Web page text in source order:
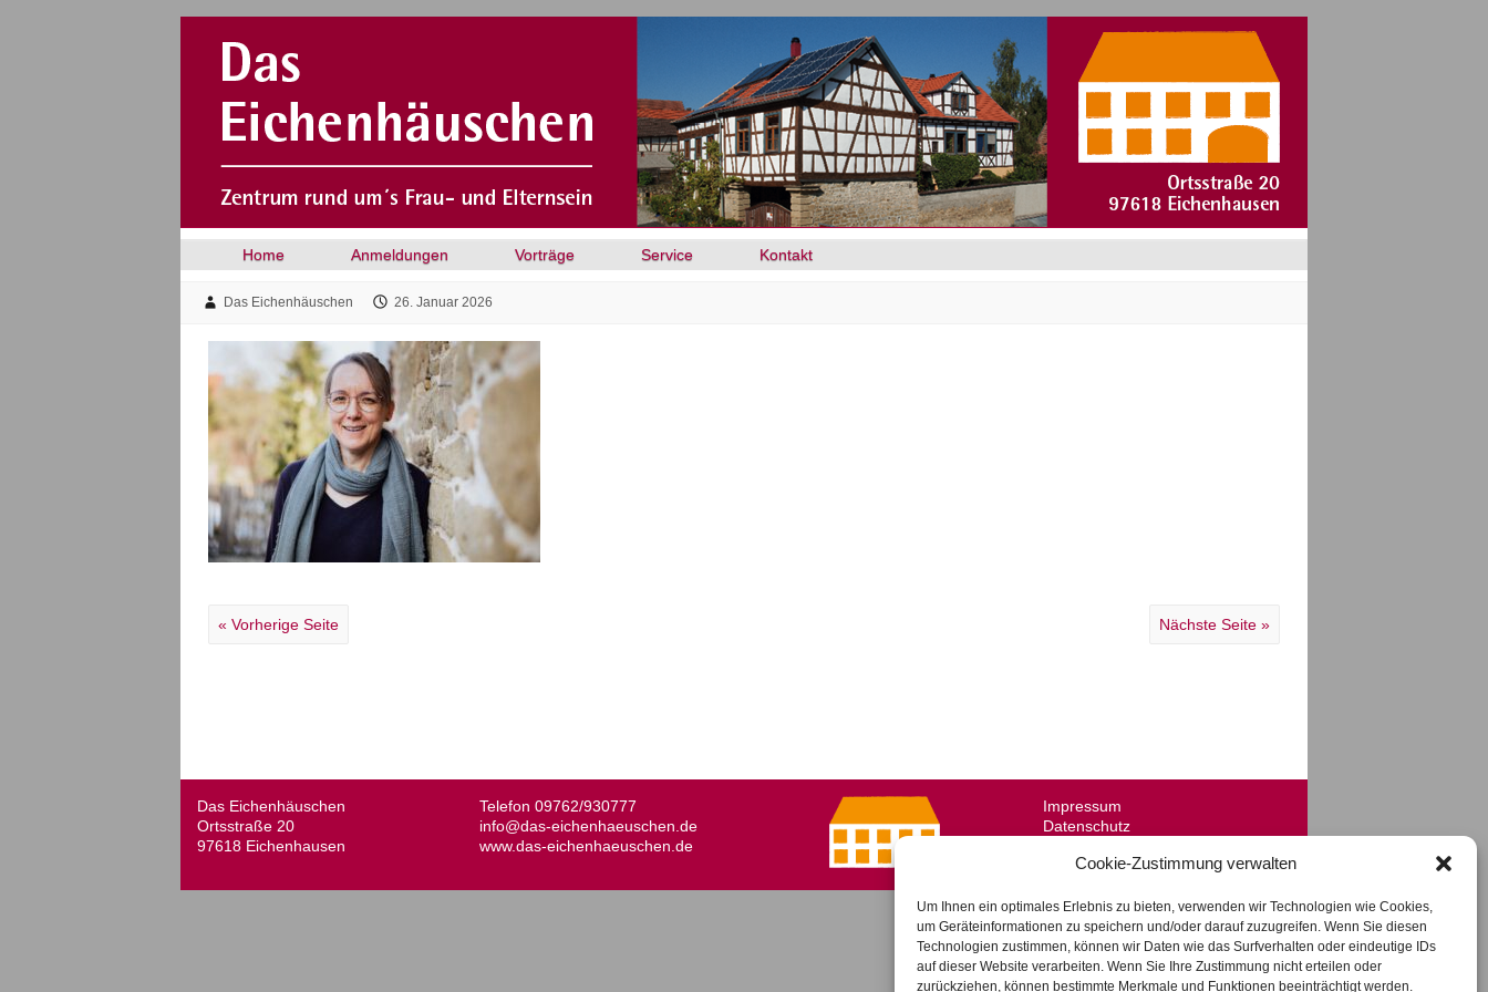
Cookie-Zustimmung verwalten
Um Ihnen ein optimales Erlebnis zu bieten, verwenden wir Technologien wie Cookies,
um Geräteinformationen zu speichern und/oder darauf zuzugreifen. Wenn Sie diesen
Technologien zustimmen, können wir Daten wie das Surfverhalten oder eindeutige IDs
auf dieser Website verarbeiten. Wenn Sie Ihre Zustimmung nicht erteilen oder
zurückziehen, können bestimmte Merkmale und Funktionen beeinträchtigt werden.
Home Anmeldungen Vorträge Service Kontakt
Das Eichenhäuschen 26. Januar 2026
« Vorherige Seite Nächste Seite »
Das Eichenhäuschen
Ortsstraße 20
97618 Eichenhausen
Telefon 09762/930777
info@das-eichenhaeuschen.de
www.das-eichenhaeuschen.de
Impressum
Datenschutz
Videotelefonie